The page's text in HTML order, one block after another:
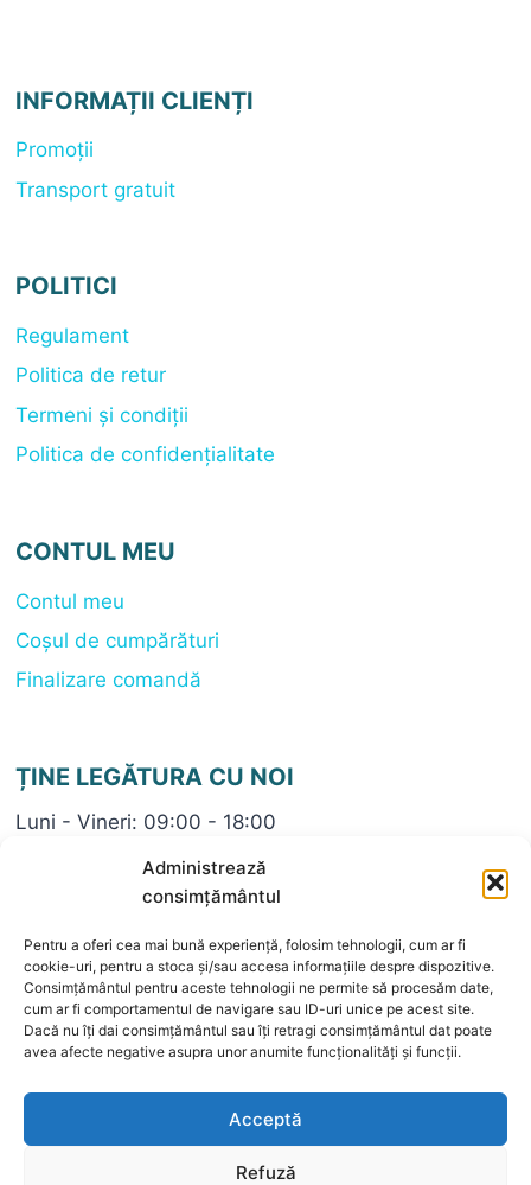
Administrează
consimțământul
Pentru a oferi cea mai bună experiență, folosim tehnologii, cum ar fi
cookie-uri, pentru a stoca și/sau accesa informațiile despre dispozitive.
Consimțământul pentru aceste tehnologii ne permite să procesăm date,
cum ar fi comportamentul de navigare sau ID-uri unice pe acest site.
Dacă nu îți dai consimțământul sau îți retragi consimțământul dat poate
avea afecte negative asupra unor anumite funcționalități și funcții.
Acceptă
Refuză
INFORMAȚII CLIENȚI
Promoții
Transport gratuit
POLITICI
Regulament
Politica de retur
Termeni și condiții
Politica de confidențialitate
CONTUL MEU
Contul meu
Coșul de cumpărături
Finalizare comandă
ȚINE LEGĂTURA CU NOI
Luni - Vineri: 09:00 - 18:00
contact@bijuteriaeli.ro
© 2026 Bijuteria ELI